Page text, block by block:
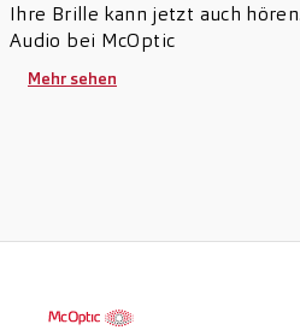
Mehr sehen
Ihre Brille kann jetzt auch
Audio bei McOptic